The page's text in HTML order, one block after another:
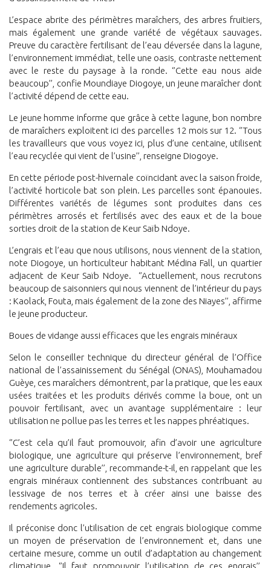
L’espace abrite des périmètres maraîchers, des arbres fruitiers,
mais également une grande variété de végétaux sauvages.
Preuve du caractère fertilisant de l’eau déversée dans la lagune,
l’environnement immédiat, telle une oasis, contraste nettement
avec le reste du paysage à la ronde. ‘’Cette eau nous aide
beaucoup’’, confie Moundiaye Diogoye, un jeune maraîcher dont
l’activité dépend de cette eau.
Le jeune homme informe que grâce à cette lagune, bon nombre
de maraîchers exploitent ici des parcelles 12 mois sur 12. ‘’Tous
les travailleurs que vous voyez ici, plus d’une centaine, utilisent
l’eau recyclée qui vient de l’usine’’, renseigne Diogoye.
En cette période post-hivernale coïncidant avec la saison froide,
l’activité horticole bat son plein. Les parcelles sont épanouies.
Différentes variétés de légumes sont produites dans ces
périmètres arrosés et fertilisés avec des eaux et de la boue
sorties droit de la station de Keur Saïb Ndoye.
L’engrais et l’eau que nous utilisons, nous viennent de la station,
note Diogoye, un horticulteur habitant Médina Fall, un quartier
adjacent de Keur Saïb Ndoye. ‘’Actuellement, nous recrutons
beaucoup de saisonniers qui nous viennent de l’intérieur du pays
: Kaolack, Fouta, mais également de la zone des Niayes’’, affirme
le jeune producteur.
Boues de vidange aussi efficaces que les engrais minéraux
Selon le conseiller technique du directeur général de l’Office
national de l’assainissement du Sénégal (ONAS), Mouhamadou
Guèye, ces maraîchers démontrent, par la pratique, que les eaux
usées traitées et les produits dérivés comme la boue, ont un
pouvoir fertilisant, avec un avantage supplémentaire : leur
utilisation ne pollue pas les terres et les nappes phréatiques.
‘’C’est cela qu’il faut promouvoir, afin d’avoir une agriculture
biologique, une agriculture qui préserve l’environnement, bref
une agriculture durable’’, recommande-t-il, en rappelant que les
engrais minéraux contiennent des substances contribuant au
lessivage de nos terres et à créer ainsi une baisse des
rendements agricoles.
Il préconise donc l’utilisation de cet engrais biologique comme
un moyen de préservation de l’environnement et, dans une
certaine mesure, comme un outil d’adaptation au changement
climatique. ‘’Il faut promouvoir l’utilisation de ces engrais’’,